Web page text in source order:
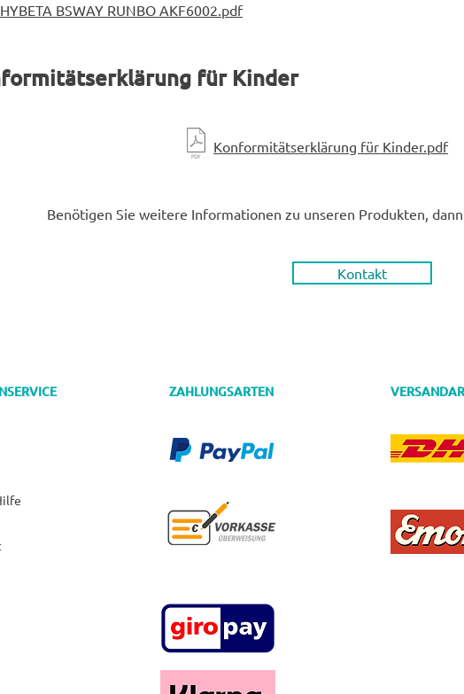
HYBETA BSWAY RUNBO AKF6002.pdf
für Kinder
Konformitätserklärung für Kinder.pdf
Benötigen Sie weitere Informationen zu unseren Produkten,
Kontakt
ZAHLUNGSARTEN